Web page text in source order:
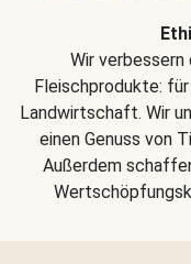
Wir verbessern
Fleischprodukte:
Landwirtschaft. Wir
einen Genuss von
Außerdem